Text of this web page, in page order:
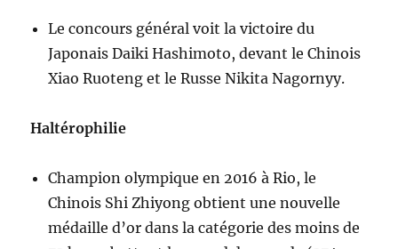
Le concours général voit la victoire du
Japonais Daiki Hashimoto, devant le Chinois
Xiao Ruoteng et le Russe Nikita Nagornyy.
Haltérophilie
Champion olympique en 2016 à Rio, le
Chinois Shi Zhiyong obtient une nouvelle
médaille d’or dans la catégorie des moins de